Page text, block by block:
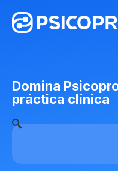
Domina
práctica clínica